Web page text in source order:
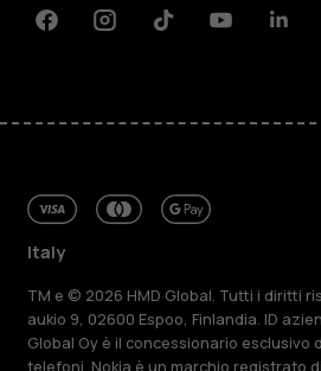
FacebookInstagramTiktokYoutube
Italy
TM e © 2026 HMD Global. Tutti i diritti
aukio 9, 02600 Espoo, Finlandia. ID
Global Oy è il concessionario esclusivo